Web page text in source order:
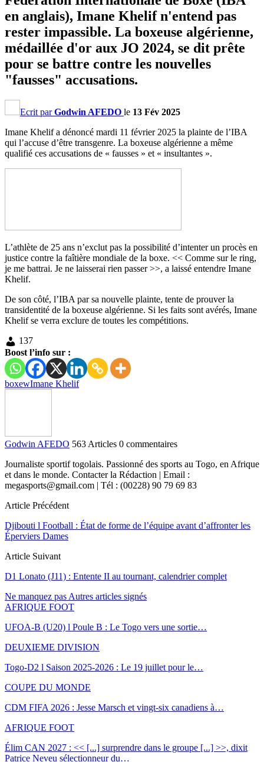
en anglais), Imane Khelif n'entend pas
rester impassible. La boxeuse algérienne,
médaillée d'or aux JO 2024, se dit prête
pour se battre contre les nouvelles
"fausses" accusations.
Ecrit parGodwin AFEDO le 13 Fév 2025
Imane Khelif a dénoncé mardi 11 février 2025 la plainte de l’IBA
qui l’accuse d’être transgenre. La boxeuse algérienne a même
qualifié ces accusations de « fausses » et « insultantes ».
L’athlète de 25 ans n’exclut pas la possibilité d’intenter un procès en
justice contre la faîtière mondiale de la boxe. << Comme sur le ring,
je me battrai. Je ne laisserai rien passer >>, a laissé entendre Imane
Khelif.
De son côté, l’IBA par sa nouvelle plainte, tente de prouver la
transidentité de la boxeuse algérienne. Si les faits sont avérés, Imane
Khelif se verra exclure de toutes les compétitions.
137
Boost l’info sur :
boxewImane Khelif
Godwin AFEDO 563 Articles 0 commentaires
Journaliste sportif togolais. Passionné des sports au Togo, en Afrique
et dans le monde. Contacter la Rédaction | Email :
megasports@gmail.com | Tél : (00228) 90 79 69 83
Article Précédent
Djibouti l Football : État de forme de l’équipe avant d’affronter les
Éperviers Dames
Article Suivant
D1 Lonato (J11) : Entente II au tournant, calendrier complet
Ne manquez pas Autres articles signés
AFRIQUE FOOT
UFOA-B (U20) l Poule B : Le Togo vers une sortie…
DEUXIEME DIVISION
Togo-D2 l Saison 2025-2026 : Le 19 juillet pour le…
COUPE DU MONDE
CDM FIFA 2026 : Jesse Marsch et vingt-six canadiens à…
AFRIQUE FOOT
Élim CAN 2027 : << [...] surprendre dans le groupe [...] >>, dixit
Patrice Neveu sélectionneur du…